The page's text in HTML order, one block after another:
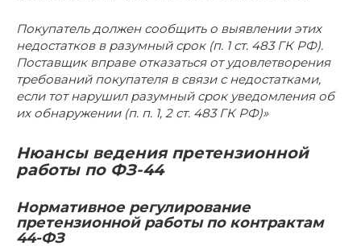
Покупатель должен сообщить о выявлении этих
недостатков в разумный срок (п. 1 ст. 483 ГК РФ).
Поставщик вправе отказаться от удовлетворения
требований покупателя в связи с недостатками,
если тот нарушил разумный срок уведомления об
их обнаружении (п. п. 1, 2 ст. 483 ГК РФ)»
Нюансы ведения претензионной
работы по ФЗ-44
Нормативное регулирование
претензионной работы по контрактам
44-ФЗ